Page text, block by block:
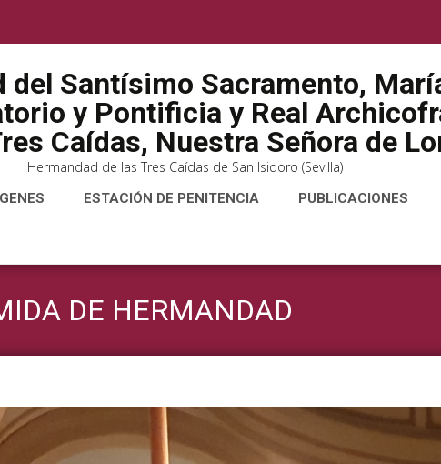
Santísimo Sacramento,
y Pontificia y Real
Caídas, Nuestra Señora de
Hermandad de las Tres Caídas de San Isidoro (Sevilla)
ESTACIÓN DE PENITENCIA PUBLICACIONES
DE HERMANDAD